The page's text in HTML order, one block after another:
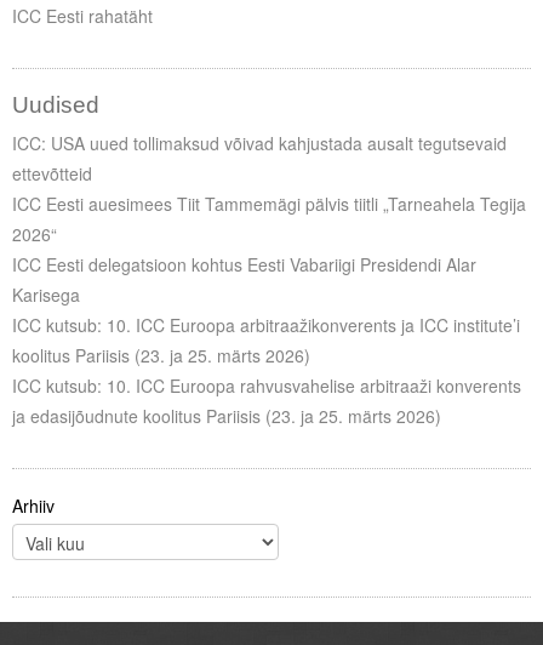
ICC Eesti rahatäht
Uudised
ICC: USA uued tollimaksud võivad kahjustada ausalt tegutsevaid
ettevõtteid
ICC Eesti auesimees Tiit Tammemägi pälvis tiitli „Tarneahela Tegija
2026“
ICC Eesti delegatsioon kohtus Eesti Vabariigi Presidendi Alar
Karisega
ICC kutsub: 10. ICC Euroopa arbitraažikonverents ja ICC institute’i
koolitus Pariisis (23. ja 25. märts 2026)
ICC kutsub: 10. ICC Euroopa rahvusvahelise arbitraaži konverents
ja edasijõudnute koolitus Pariisis (23. ja 25. märts 2026)
Arhiiv